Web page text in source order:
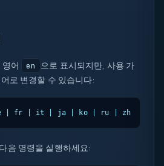
어 en
으로 표시되지만, 사용 가
로 변경할 수 있습니다:
| fr | it | ja | ko | ru | zh
음 명령을 실행하세요: